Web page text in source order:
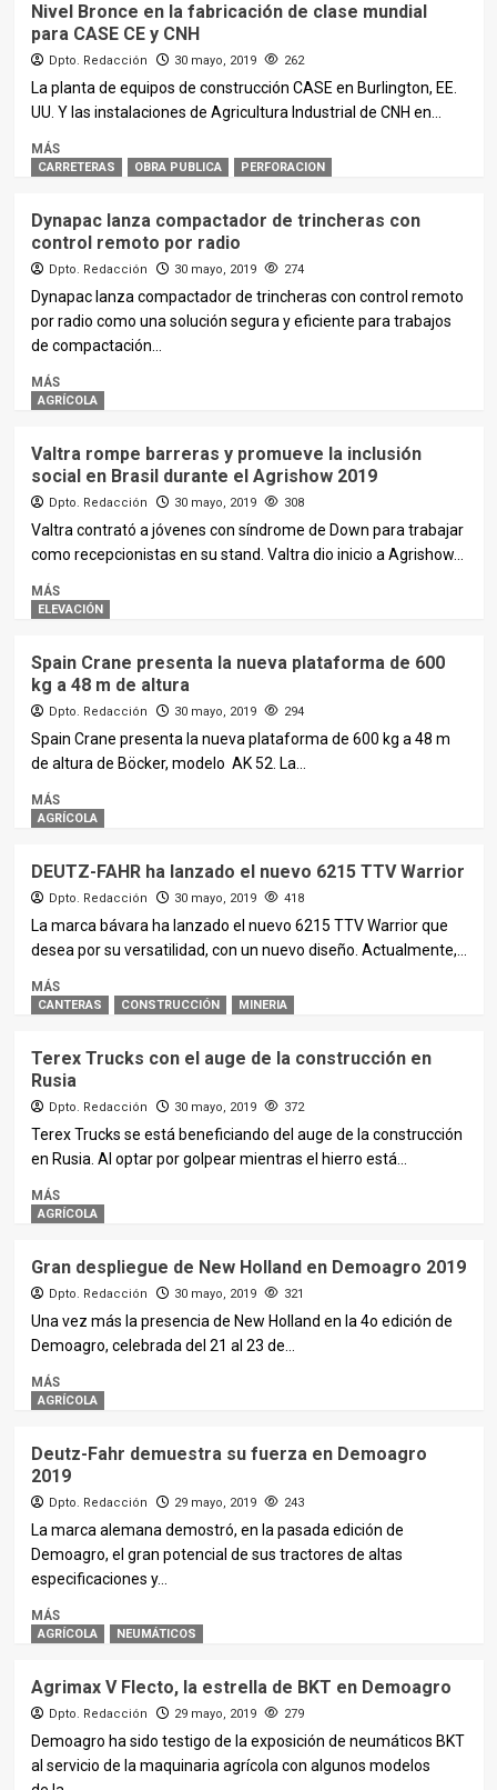
Nivel Bronce en la fabricación de clase mundial
para CASE CE y CNH
Dpto. Redacción 30 mayo, 2019 262
La planta de equipos de construcción CASE en Burlington, EE.
UU. Y las instalaciones de Agricultura Industrial de CNH en...
MÁS
CARRETERAS OBRA PUBLICA PERFORACION
Dynapac lanza compactador de trincheras con
control remoto por radio
Dpto. Redacción 30 mayo, 2019 274
Dynapac lanza compactador de trincheras con control remoto
por radio como una solución segura y eficiente para trabajos
de compactación...
MÁS
AGRÍCOLA
Valtra rompe barreras y promueve la inclusión
social en Brasil durante el Agrishow 2019
Dpto. Redacción 30 mayo, 2019 308
Valtra contrató a jóvenes con síndrome de Down para trabajar
como recepcionistas en su stand. Valtra dio inicio a Agrishow...
MÁS
ELEVACIÓN
Spain Crane presenta la nueva plataforma de 600
kg a 48 m de altura
Dpto. Redacción 30 mayo, 2019 294
Spain Crane presenta la nueva plataforma de 600 kg a 48 m
de altura de Böcker, modelo AK 52. La...
MÁS
AGRÍCOLA
DEUTZ-FAHR ha lanzado el nuevo 6215 TTV Warrior
Dpto. Redacción 30 mayo, 2019 418
La marca bávara ha lanzado el nuevo 6215 TTV Warrior que
desea por su versatilidad, con un nuevo diseño. Actualmente,...
MÁS
CANTERAS CONSTRUCCIÓN MINERIA
Terex Trucks con el auge de la construcción en
Rusia
Dpto. Redacción 30 mayo, 2019 372
Terex Trucks se está beneficiando del auge de la construcción
en Rusia. Al optar por golpear mientras el hierro está...
MÁS
AGRÍCOLA
Gran despliegue de New Holland en Demoagro 2019
Dpto. Redacción 30 mayo, 2019 321
Una vez más la presencia de New Holland en la 4o edición de
Demoagro, celebrada del 21 al 23 de...
MÁS
AGRÍCOLA
Deutz-Fahr demuestra su fuerza en Demoagro
2019
Dpto. Redacción 29 mayo, 2019 243
La marca alemana demostró, en la pasada edición de
Demoagro, el gran potencial de sus tractores de altas
especificaciones y...
MÁS
AGRÍCOLA NEUMÁTICOS
Agrimax V Flecto, la estrella de BKT en Demoagro
Dpto. Redacción 29 mayo, 2019 279
Demoagro ha sido testigo de la exposición de neumáticos BKT
al servicio de la maquinaria agrícola con algunos modelos